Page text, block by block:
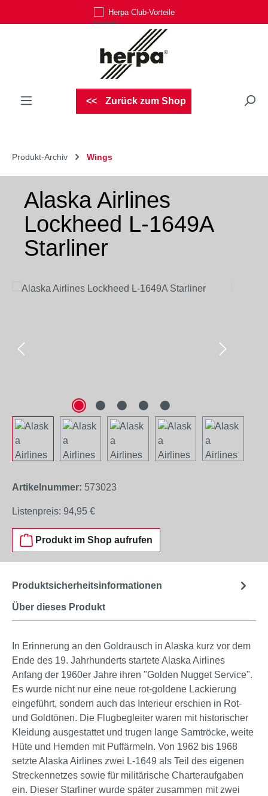
Zum Hauptinhalt springenHerpa Club-Vorteile
Zurück zum Shop
Produkt-Archiv Wings
Alaska Airlines
Lockheed L-1649A
Starliner
Bildergalerie überspringen
Artikelnummer: 573023
Listenpreis: 94,95 €
Produkt im Shop aufrufen
Über dieses Produkt
Produktsicherheitsinformationen
In Erinnerung an den Goldrausch in Alaska kurz vor dem
Ende des 19. Jahrhunderts startete Alaska Airlines
Anfang der 1960er Jahre ihren "Golden Nugget Service".
Es wurde nicht nur eine neue rot-goldene Lackierung
eingeführt, sondern auch das Interieur erschien in Rot-
und Goldtönen. Die Flugbegleiter waren mit historischer
Kleidung ausgestattet und trugen lange Samtröcke, weite
Hüte und Hemden mit Puffärmeln. Von 1962 bis 1968
setzte Alaska Airlines zwei L-1649 als Teil des eigenen
Streckennetzes sowie für militärische Charteraufgaben
ein. Dieser Starliner wurde später zusammen mit zwei